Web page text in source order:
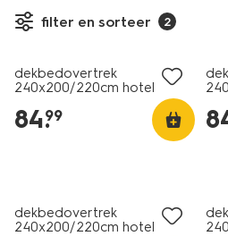
filter en sorteer 2
30% korting
met je HEMA pas
dekbedovertrek
240x200/220cm hotel
84.
99
dekbedovertrek
240x200/220cm hotel